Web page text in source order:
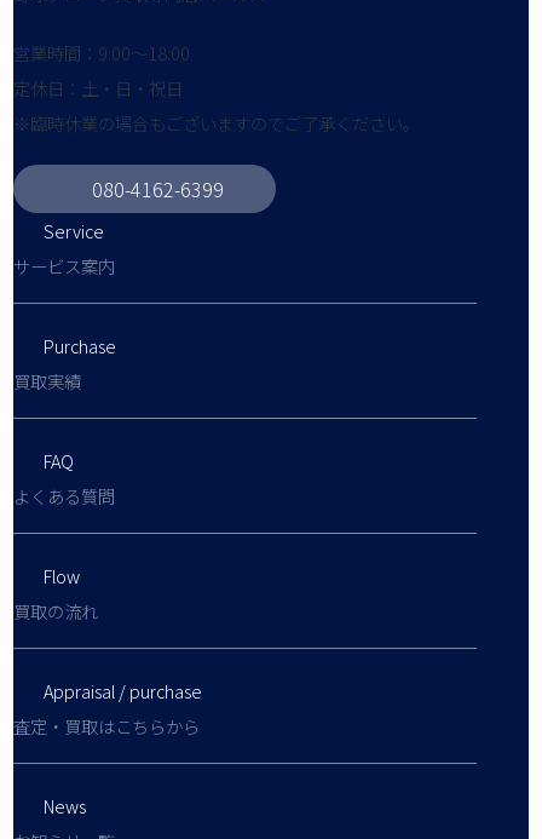
営業時間：9:00～18:00
定休日：土・日・祝日
※臨時休業の場合もございますのでご了承ください。
080-4162-6399
Service
サービス案内
Purchase
買取実績
FAQ
よくある質問
Flow
買取の流れ
Appraisal / purchase
査定・買取はこちらから
News